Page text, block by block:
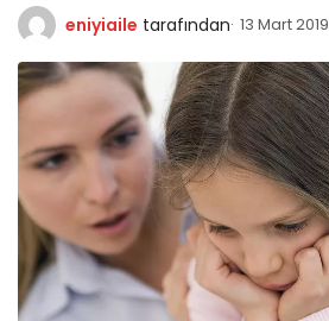
eniyiaile tarafından 13 Mart 2019